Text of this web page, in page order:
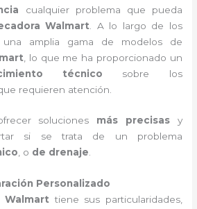
cualquier problema que pueda
Walmart . A lo largo de los
una amplia gama de modelos de
, lo que me ha proporcionado un
técnico sobre los
requieren atención.
soluciones más precisas y
si se trata de un problema
, o de drenaje.
Personalizado
Walmart tiene sus particularidades,